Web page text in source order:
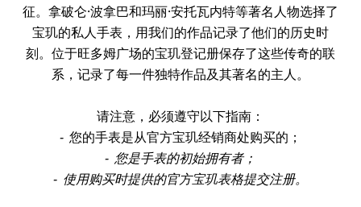
征。拿破仑·波拿巴和玛丽·安托瓦内特等著名人物选择了
宝玑的私人手表，用我们的作品记录了他们的历史时
刻。位于旺多姆广场的宝玑登记册保存了这些传奇的联
系，记录了每一件独特作品及其著名的主人。
请注意，必须遵守以下指南：
-您的手表是从官方宝玑经销商处购买的；
- 您是手表的初始拥有者；
- 使用购买时提供的官方宝玑表格提交注册。